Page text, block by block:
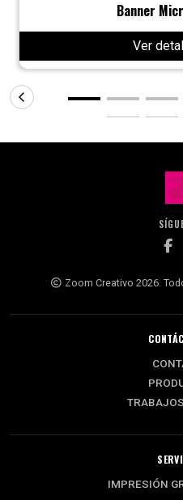
Banner
Ver
Zoom Creativo 2026.
IMPRESIÓN